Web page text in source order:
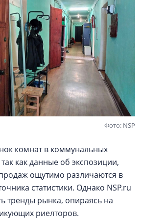
Фото: NSP
комнат в коммунальных
как данные об экспозиции,
ощутимо различаются в
статистики. Однако NSP.ru
тренды рынка, опираясь на
риелторов.